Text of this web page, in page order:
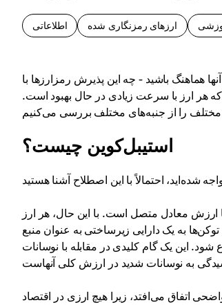
اطلاعاتی ارزهای رمزنگاری شده
هماهنگ باشید - چه این پذیرش رمزارزها با
هر ارز با سرعت زیادی در حال بهبود است.
استیبل‌کوین چیست؟
ارزش معادل متصل است. با این حال، هر ارز
به یک دارایی زیرساختی به عنوان منبع
این یک گام کلیدی در مقابله با نوسانات
اتفاق می‌افتد، زیرا هیچ ارزی در اقتصاد